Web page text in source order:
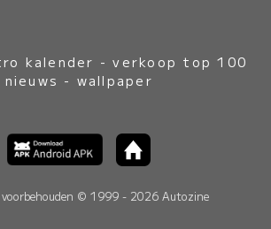
kalender -verkoop top 100
nieuws - wallpaper
© 1999 - 2026 Autozine